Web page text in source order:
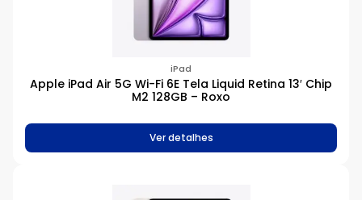
iPad
Apple iPad Air 5G Wi-Fi 6E Tela Liquid Retina 13′ Chip
M2 128GB – Roxo
Ver detalhes